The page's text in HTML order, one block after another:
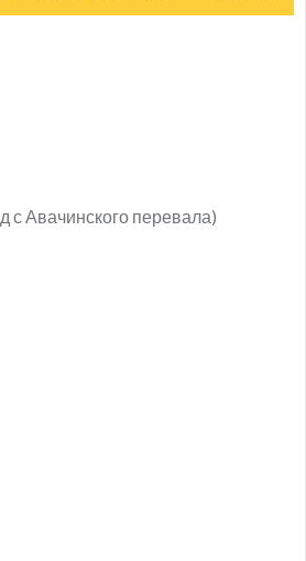
с Авачинского перевала)